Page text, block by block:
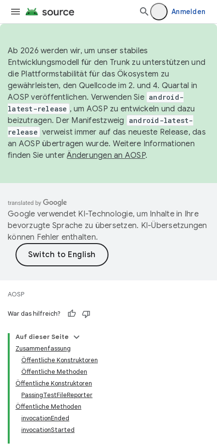
Anmelden
Ab 2026 werden wir, um unser stabiles
Entwicklungsmodell für den Trunk zu unterstützen und
die Plattformstabilität für das Ökosystem zu
gewährleisten, den Quellcode im 2. und 4. Quartal in
AOSP veröffentlichen. Verwenden Sie android-
latest-release , um AOSP zu entwickeln und dazu
beizutragen. Der Manifestzweig
android-latest-
release verweist immer auf das neueste Release, das
an AOSP übertragen wurde. Weitere Informationen
finden Sie unterÄnderungen an AOSP.
Google verwendet KI-Technologie, um Inhalte in Ihre
bevorzugte Sprache zu übersetzen. KI-Übersetzungen
können Fehler enthalten.
AOSP
War das hilfreich?
Auf dieser Seite
Zusammenfassung
Öffentliche Konstruktoren
Öffentliche Methoden
Öffentliche Konstruktoren
PassingTestFileReporter
Öffentliche Methoden
invocationEnded
invocationStarted